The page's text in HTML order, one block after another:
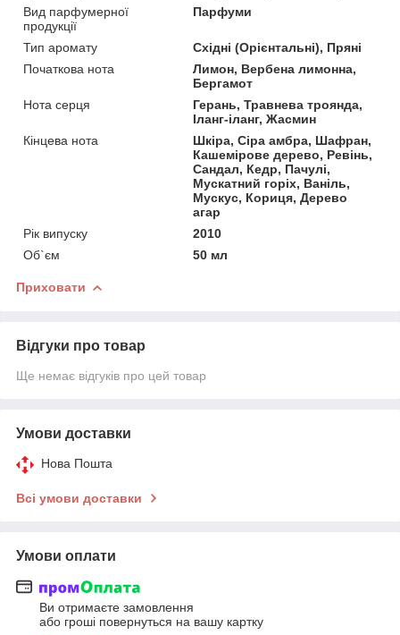
Вид парфумерної
продукції
Парфуми
Тип аромату
Східні (Орієнтальні), Пряні
Початкова нота
Лимон, Вербена лимонна,
Бергамот
Нота серця
Герань, Травнева троянда,
Іланг-іланг, Жасмин
Кінцева нота
Шкіра, Сіра амбра, Шафран,
Кашемірове дерево, Ревінь,
Сандал, Кедр, Пачулі,
Мускатний горіх, Ваніль,
Мускус, Кориця, Дерево
агар
Рік випуску
2010
Об`єм
50 мл
Приховати
Відгуки про товар
Ще немає відгуків про цей товар
Умови доставки
Нова Пошта
Всі умови доставки
Умови оплати
Ви отримаєте замовлення
або гроші повернуться на вашу картку